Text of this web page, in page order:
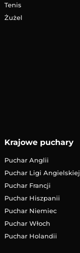
Tenis
Żużel
Krajowe puchary
Puchar Anglii
Puchar Ligi Angielskiej
Puchar Francji
Puchar Hiszpanii
Puchar Niemiec
Puchar Włoch
Puchar Holandii